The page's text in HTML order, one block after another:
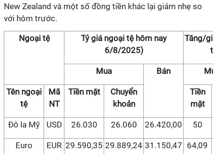
New Zealand và một số đồng tiền khác lại giảm nhẹ so
với hôm trước.
Ngoại tệ
Tỷ giá ngoại tệ hôm nay
6/8/2025)
Tăng/
Mua Bán
Tên ngoại
tệ
Mã
NT
Tiền mặt
Chuyển
khoản
Tiền
mặt
Đô la Mỹ USD 26.030 26.060 26.420,00 50
Euro EUR 29.590,35 29.889,24 31.150,47 64,09